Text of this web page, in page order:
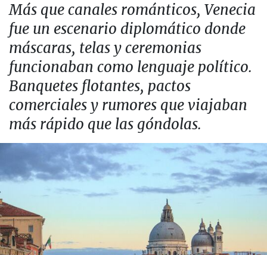
Más que canales románticos, Venecia
fue un escenario diplomático donde
máscaras, telas y ceremonias
funcionaban como lenguaje político.
Banquetes flotantes, pactos
comerciales y rumores que viajaban
más rápido que las góndolas.